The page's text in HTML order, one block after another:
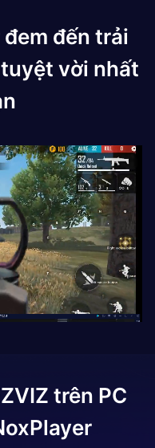
đến trải
vời nhất
trên PC